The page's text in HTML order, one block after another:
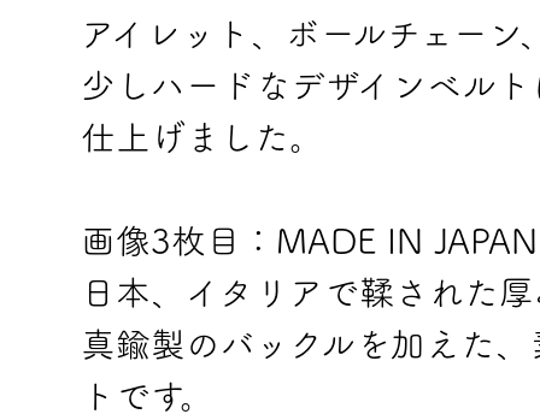
アイレット、ボールチェー
少しハードなデザインベル
仕上げました。
画像3枚目：MADE IN JAPAN
日本、イタリアで鞣された
真鍮製のバックルを加えた
トです。